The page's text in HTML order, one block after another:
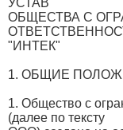
ОБЩЕСТВА С
"ИНТЕК"
1. ОБЩИЕ
1. Общество с
(далее по тексту